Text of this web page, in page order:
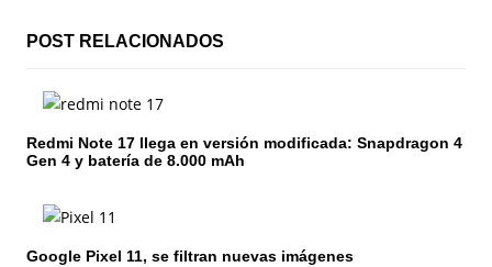
i
n
d
e
e
POST RELACIONADOS
Redmi Note 17 llega en versión modificada: Snapdragon 4
Gen 4 y batería de 8.000 mAh
Google Pixel 11, se filtran nuevas imágenes